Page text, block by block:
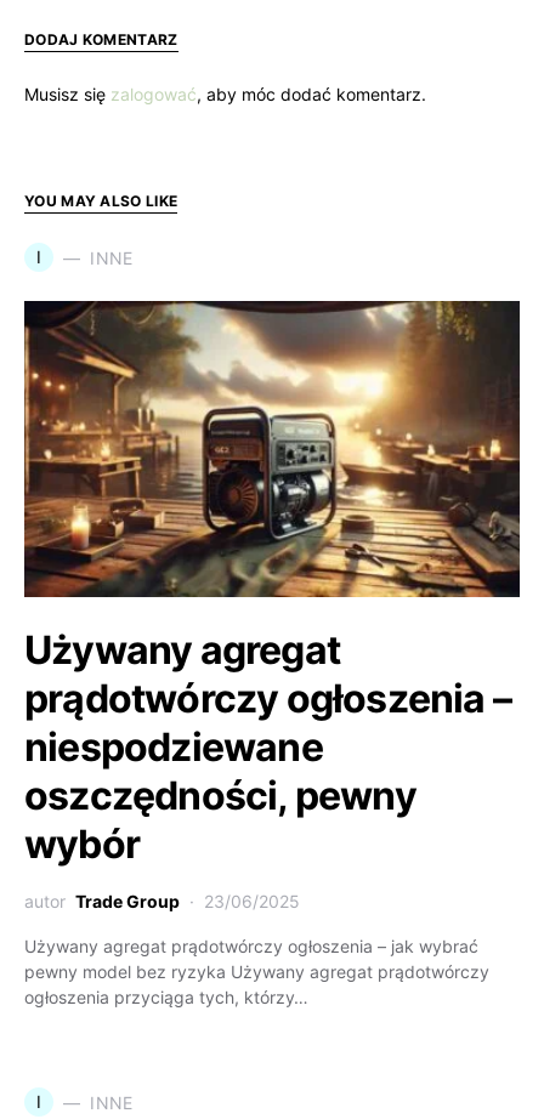
DODAJ KOMENTARZ
Musisz się zalogować, aby móc dodać komentarz.
YOU MAY ALSO LIKE
I INNE
Używany agregat
prądotwórczy ogłoszenia –
niespodziewane
oszczędności, pewny
wybór
autor Trade Group 23/06/2025
Używany agregat prądotwórczy ogłoszenia – jak wybrać
pewny model bez ryzyka Używany agregat prądotwórczy
ogłoszenia przyciąga tych, którzy…
I INNE